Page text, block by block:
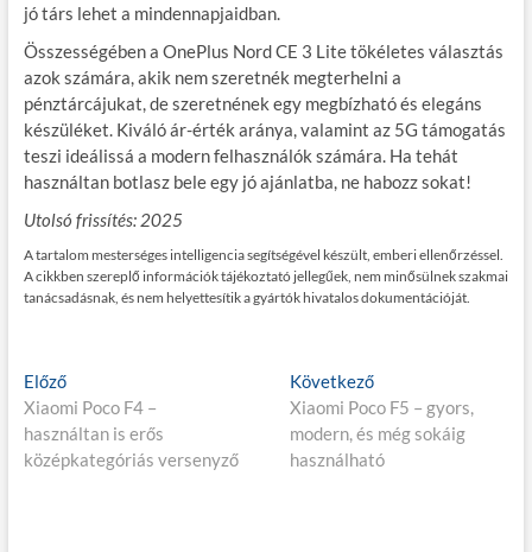
jó társ lehet a mindennapjaidban.
Összességében a OnePlus Nord CE 3 Lite tökéletes választás
azok számára, akik nem szeretnék megterhelni a
pénztárcájukat, de szeretnének egy megbízható és elegáns
készüléket. Kiváló ár-érték aránya, valamint az 5G támogatás
teszi ideálissá a modern felhasználók számára. Ha tehát
használtan botlasz bele egy jó ajánlatba, ne habozz sokat!
Utolsó frissítés: 2025
A tartalom mesterséges intelligencia segítségével készült, emberi ellenőrzéssel.
A cikkben szereplő információk tájékoztató jellegűek, nem minősülnek szakmai
tanácsadásnak, és nem helyettesítik a gyártók hivatalos dokumentációját.
Bejegyzés
navigáció
ElőzőE
l
ő
z
Xiaomi Poco F4 –
használtan is erős
középkategóriás versenyző
KövetkezőK
ö
v
e
Xiaomi Poco F5 – gyors,
modern, és még sokáig
használható